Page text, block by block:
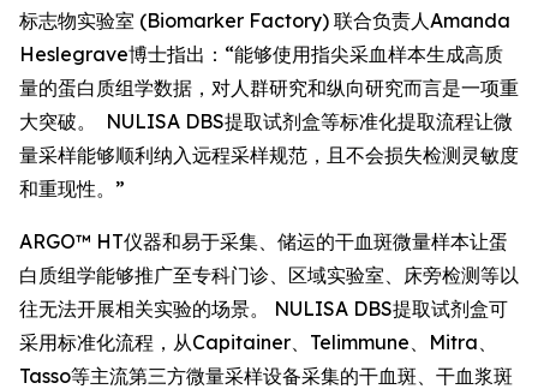
标志物实验室 (Biomarker Factory) 联合负责人Amanda
Heslegrave博士指出：“能够使用指尖采血样本生成高质
量的蛋白质组学数据，对人群研究和纵向研究而言是一项重
大突破。 NULISA DBS提取试剂盒等标准化提取流程让微
量采样能够顺利纳入远程采样规范，且不会损失检测灵敏度
和重现性。”
ARGO™ HT仪器和易于采集、储运的干血斑微量样本让蛋
白质组学能够推广至专科门诊、区域实验室、床旁检测等以
往无法开展相关实验的场景。 NULISA DBS提取试剂盒可
采用标准化流程，从Capitainer、Telimmune、Mitra、
Tasso等主流第三方微量采样设备采集的干血斑、干血浆斑